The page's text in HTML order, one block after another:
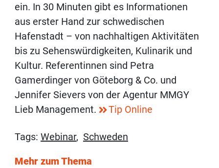
ein. In 30 Minuten gibt es Informationen
aus erster Hand zur schwedischen
Hafenstadt – von nachhaltigen Aktivitäten
bis zu Sehenswürdigkeiten, Kulinarik und
Kultur. Referentinnen sind Petra
Gamerdinger von Göteborg & Co. und
Jennifer Sievers von der Agentur MMGY
Lieb Management.
Tip Online
Tags: Webinar, Schweden
Mehr zum Thema